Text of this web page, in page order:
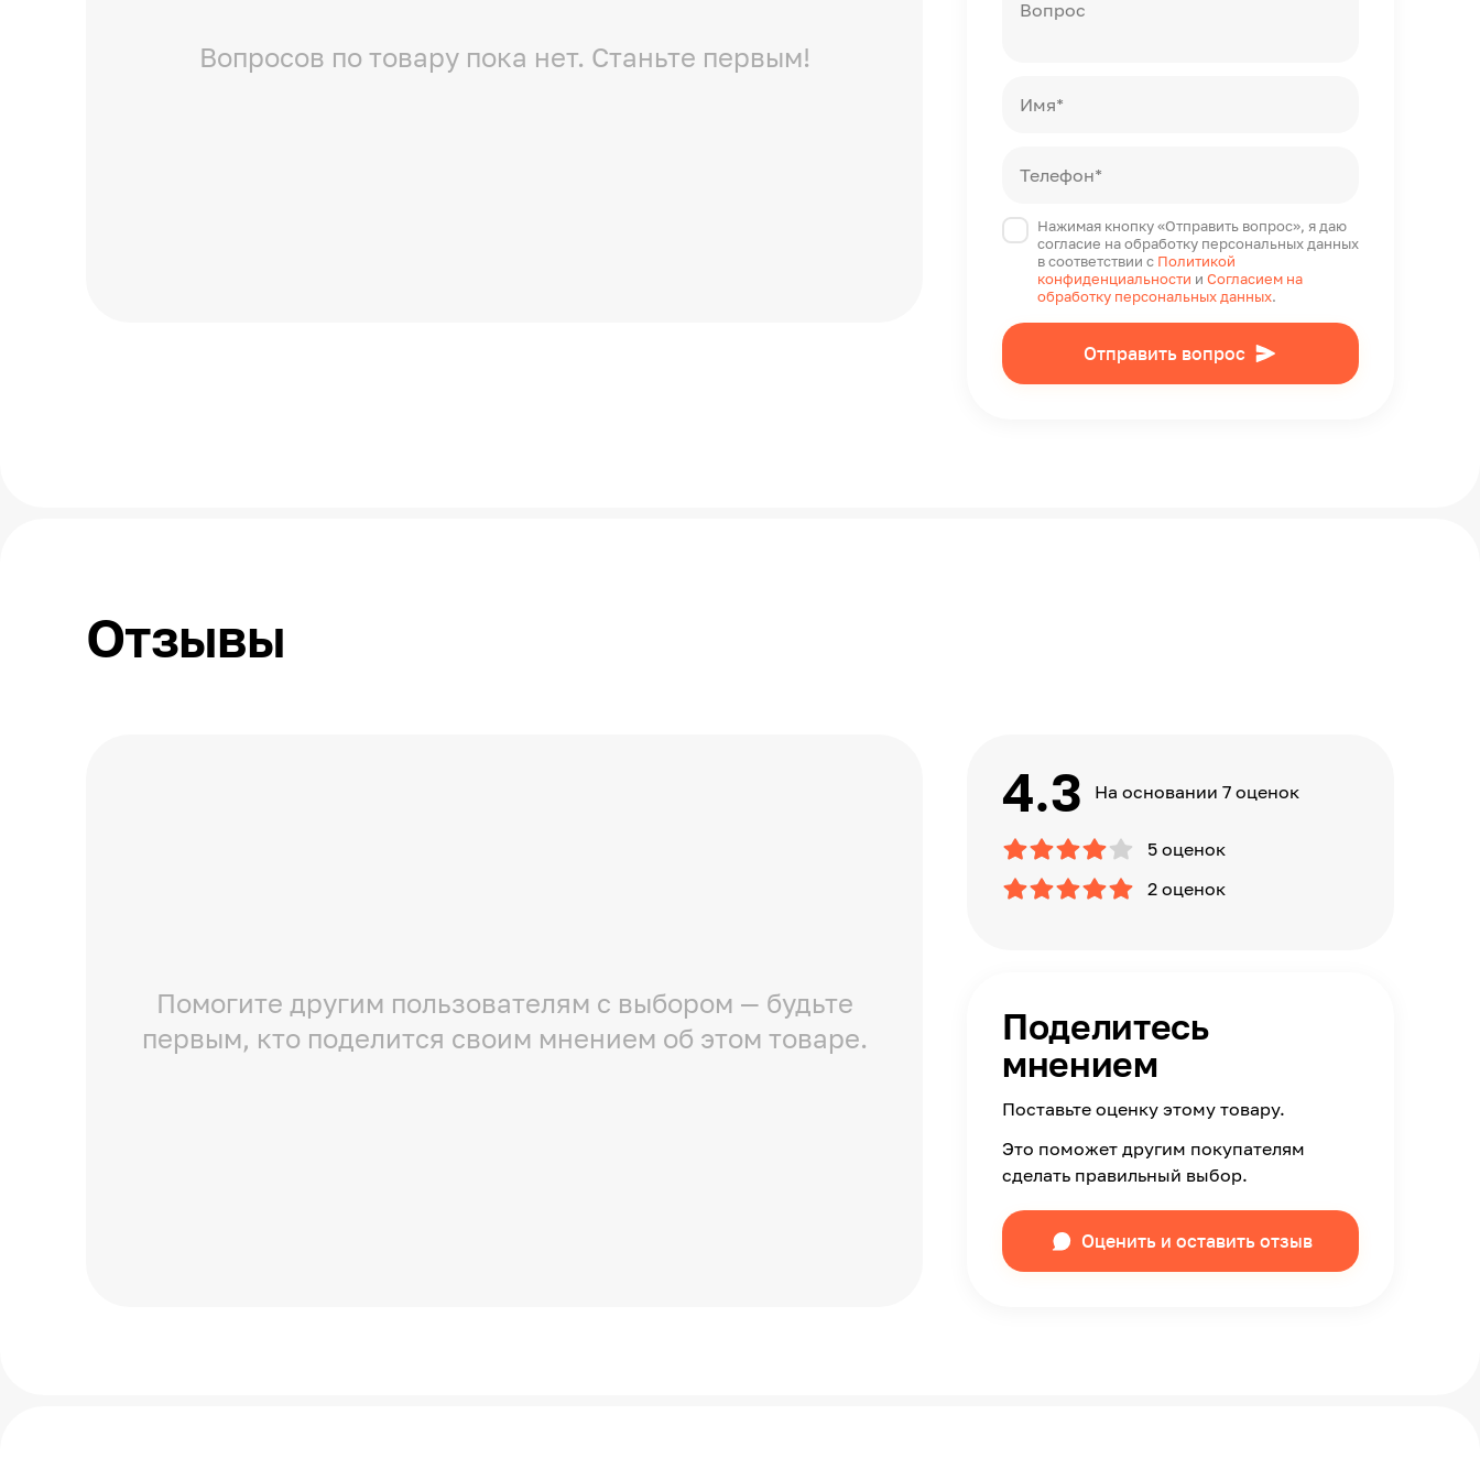
Вопросов по товару пока нет. Станьте первым!
Вопрос
Имя*
Телефон*
Нажимая кнопку «Отправить вопрос», я даю
согласие на обработку персональных данных
в соответствии с Политикой
конфиденциальности и Согласием на
обработку персональных данных.
Отправить вопрос
Отзывы
Помогите другим пользователям с выбором — будьте
первым, кто поделится своим мнением об этом товаре.
4.3 На основании 7 оценок
5 оценок
2 оценок
Поделитесь
мнением
Поставьте оценку этому товару.
Это поможет другим покупателям
сделать правильный выбор.
Оценить и оставить отзыв